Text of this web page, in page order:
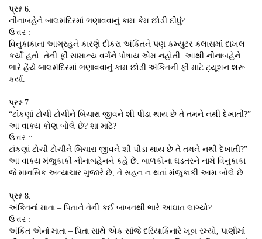
પ્રશ્ન 6.
નીનાબહેને બાલમંદિરમાં ભણાવવાનું કામ કેમ છોડી દીધું?
ઉત્તર :
વિનુકાકાના આગ્રહને કારણે દીકરા અંકિતને પણ કમ્યુટર ક્લાસમાં દાખલ
કર્યો હતો. તેની ફી સામાન્ય વર્ગને પોષાય એમ નહોતી. આથી નીનાબહેને
ભારે હૈયે બાલમંદિરમાં ભણાવવાનું કામ છોડી અંકિતની ફી માટે ટ્યૂશન શરૂ
કર્યા.
પ્રશ્ન 7.
“ટાંકણાં ટોચી ટોચીને બિચારા જીવને શી પીડા થાય છે તે તમને નથી દેખાતી?”
આ વાક્ય કોણ બોલે છે? શા માટે?
ઉત્તર ::
ટાંકણાં ટોચી ટોચીને બિચારા જીવને શી પીડા થાય છે તે તમને નથી દેખાતી?”
આ વાક્ય મંજુકાકી નીનાબહેનને કહે છે. બાળકોના ઘડતરને નામે વિનુકાકા
જે માનસિક અત્યાચાર ગુજારે છે, તે સહન ન થતાં મંજુકાકી આમ બોલે છે.
પ્રશ્ન 8.
અંકિતનાં માતા – પિતાને તેની કઈ બાબતથી ભારે આઘાત લાગ્યો?
ઉત્તર :
અંકિત એનાં માતા – પિતા સાથે એક સાંજે દરિયાકિનારે ખૂબ રમ્યો, પાણીમાં